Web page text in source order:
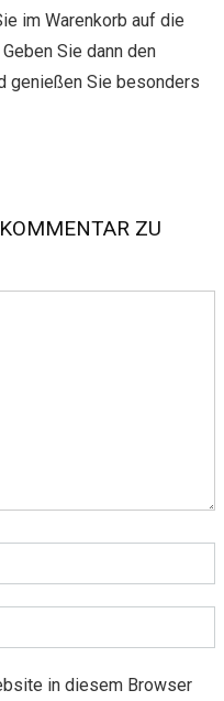
im Warenkorb auf die
Sie dann den
genießen Sie besonders
ZU
in diesem Browser